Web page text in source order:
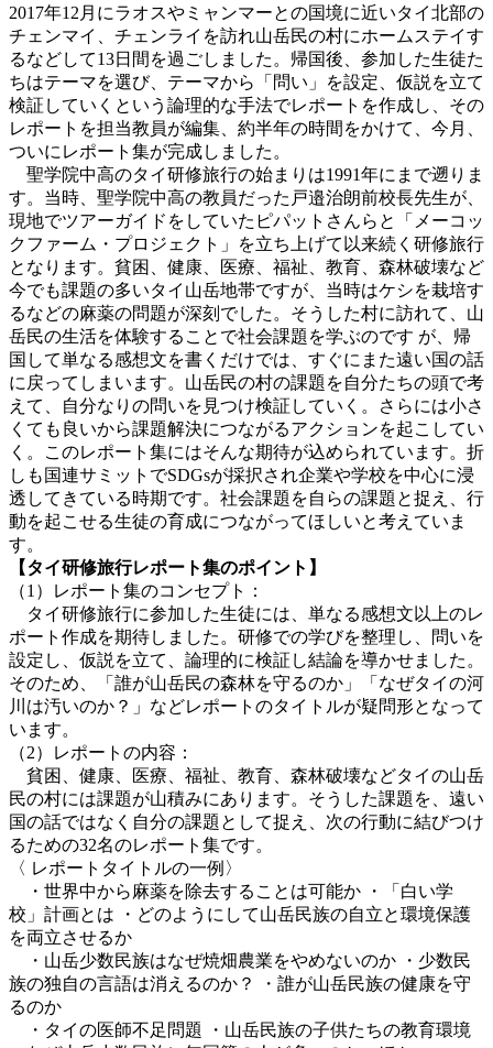
2017年12月にラオスやミャンマーとの国境に近いタイ北部の
チェンマイ、チェンライを訪れ山岳民の村にホームステイす
るなどして13日間を過ごしました。帰国後、参加した生徒た
ちはテーマを選び、テーマから「問い」を設定、仮説を立て
検証していくという論理的な手法でレポートを作成し、その
レポートを担当教員が編集、約半年の時間をかけて、今月、
ついにレポート集が完成しました。
聖学院中高のタイ研修旅行の始まりは1991年にまで遡りま
す。当時、聖学院中高の教員だった戸邉治朗前校長先生が、
現地でツアーガイドをしていたピパットさんらと「メーコッ
クファーム・プロジェクト」を立ち上げて以来続く研修旅行
となります。貧困、健康、医療、福祉、教育、森林破壊など
今でも課題の多いタイ山岳地帯ですが、当時はケシを栽培す
るなどの麻薬の問題が深刻でした。そうした村に訪れて、山
岳民の生活を体験することで社会課題を学ぶのです が、帰
国して単なる感想文を書くだけでは、すぐにまた遠い国の話
に戻ってしまいます。山岳民の村の課題を自分たちの頭で考
えて、自分なりの問いを見つけ検証していく。さらには小さ
くても良いから課題解決につながるアクションを起こしてい
く。このレポート集にはそんな期待が込められています。折
しも国連サミットでSDGsが採択され企業や学校を中心に浸
透してきている時期です。社会課題を自らの課題と捉え、行
動を起こせる生徒の育成につながってほしいと考えていま
す。
【タイ研修旅行レポート集のポイント】
（1）レポート集のコンセプト：
タイ研修旅行に参加した生徒には、単なる感想文以上のレ
ポート作成を期待しました。研修での学びを整理し、問いを
設定し、仮説を立て、論理的に検証し結論を導かせました。
そのため、「誰が山岳民の森林を守るのか」「なぜタイの河
川は汚いのか？」などレポートのタイトルが疑問形となって
います。
（2）レポートの内容：
貧困、健康、医療、福祉、教育、森林破壊などタイの山岳
民の村には課題が山積みにあります。そうした課題を、遠い
国の話ではなく自分の課題として捉え、次の行動に結びつけ
るための32名のレポート集です。
〈 レポートタイトルの一例〉
・世界中から麻薬を除去することは可能か ・「白い学
校」計画とは ・どのようにして山岳民族の自立と環境保護
を両立させるか
・山岳少数民族はなぜ焼畑農業をやめないのか ・少数民
族の独自の言語は消えるのか？ ・誰が山岳民族の健康を守
るのか
・タイの医師不足問題 ・山岳民族の子供たちの教育環境